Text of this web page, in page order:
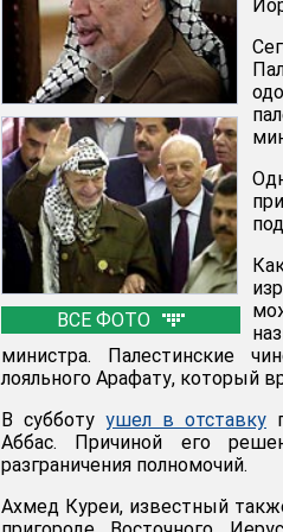
ВСЕ ФОТО
министра. Палестинские
лояльного Арафату, который
В субботу ушел в отставку
Аббас. Причиной его
разграничения полномочий.
Ахмед Куреи, известный